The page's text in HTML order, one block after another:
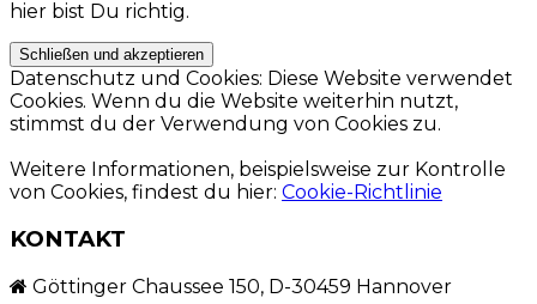
hier bist Du richtig.
Datenschutz und Cookies: Diese Website verwendet
Cookies. Wenn du die Website weiterhin nutzt,
stimmst du der Verwendung von Cookies zu.
Weitere Informationen, beispielsweise zur Kontrolle
von Cookies, findest du hier: Cookie-Richtlinie
KONTAKT
Göttinger Chaussee 150, D-30459 Hannover